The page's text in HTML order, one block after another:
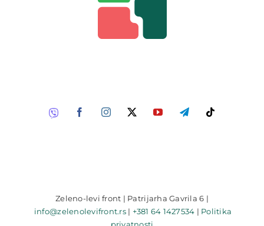
Zeleno-levi front | Patrijarha Gavrila 6 |
info@zelenolevifront.rs| +381 64 1427534 | Politika